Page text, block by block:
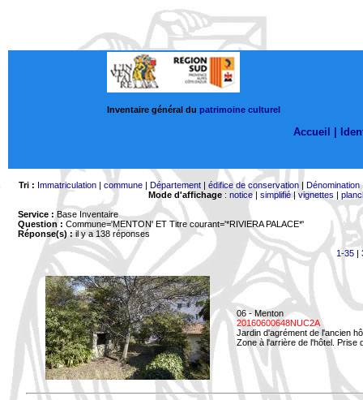
Inventaire général du patrimoine culturel
Accueil |
Tri : Immatriculation| commune| Département| édifice de conservation| Dénomination
Mode d'affichage: notice| simplifié|vignettes |
Service : Base Inventaire
Question : Commune='MENTON' ET Titre courant='*RIVIERA PALACE*'
Réponse(s) :il y a 138 réponses
1-35|
06 - Menton
20160600648NUC2A
Jardin d'agrément de l'ancien
Zone à l'arrière de l'hôtel. Prise